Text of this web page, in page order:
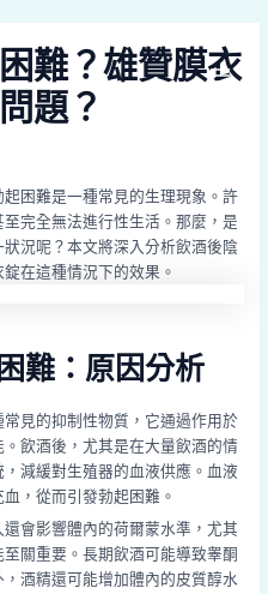
難？雄贊膜衣
題？
困難是一種常見的生理現象。許
完全無法進行性生活。那麼，是
況呢？本文將深入分析飲酒後陰
在這種情況下的效果。
難：原因分析
見的抑制性物質，它通過作用於
飲酒後，尤其是在大量飲酒的情
減緩對生殖器的血液供應。血液
，從而引發勃起困難。
會影響體內的荷爾蒙水準，尤其
關重要。長期飲酒可能導致睾酮
酒精還可能增加體內的皮質醇水